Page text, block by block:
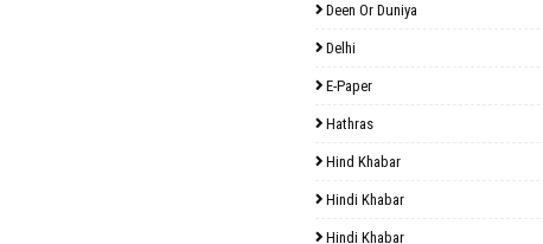
Deen Or Duniya
Delhi
E-Paper
Hathras
Hind Khabar
Hindi Khabar
Hindi Khabar